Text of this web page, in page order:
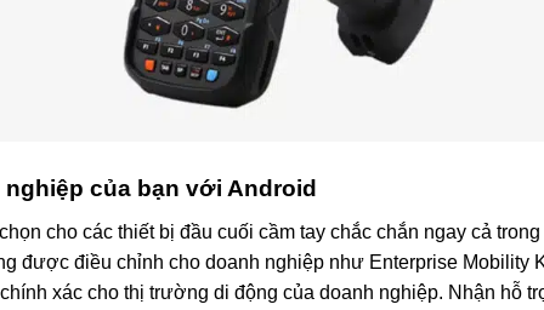
của bạn với Android
cho các thiết bị đầu cuối cầm tay chắc chắn ngay cả
được điều chỉnh cho doanh nghiệp như Enterprise Mobility
xác cho thị trường di động của doanh nghiệp. Nhận hỗ